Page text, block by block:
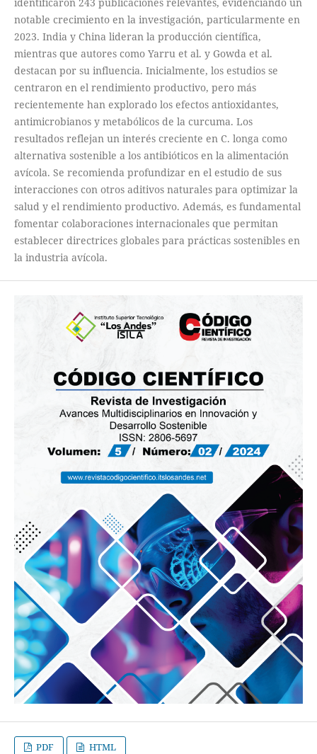
notable crecimiento en la investigación, particularmente en
2023. India y China lideran la producción científica,
mientras que autores como Yarru et al. y Gowda et al.
destacan por su influencia. Inicialmente, los estudios se
centraron en el rendimiento productivo, pero más
recientemente han explorado los efectos antioxidantes,
antimicrobianos y metabólicos de la curcuma. Los
resultados reflejan un interés creciente en C. longa como
alternativa sostenible a los antibióticos en la alimentación
avícola. Se recomienda profundizar en el estudio de sus
interacciones con otros aditivos naturales para optimizar la
salud y el rendimiento productivo. Además, es fundamental
fomentar colaboraciones internacionales que permitan
establecer directrices globales para prácticas sostenibles en
la industria avícola.
PDF HTML